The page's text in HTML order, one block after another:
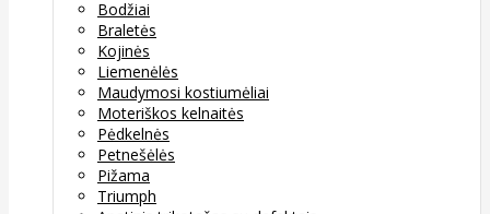
Bodžiai
Braletės
Kojinės
Liemenėlės
Maudymosi kostiumėliai
Moteriškos kelnaitės
Pėdkelnės
Petnešėlės
Pižama
Triumph